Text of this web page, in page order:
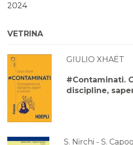
2024
2024
Anno XVI, Numero 2
2024
Anno XVI, Numero 1
2024
2023
VETRINA
GIULIO XHAËT
#Contaminati.
discipline,
S. Nirchi - S.